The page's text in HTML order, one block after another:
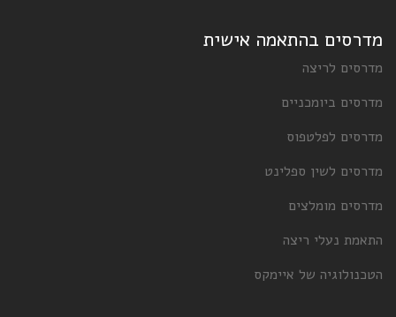
מדרסים בהתאמה אישית
מדרסים לריצה
מדרסים ביומכניים
מדרסים לפלטפוס
מדרסים לשין ספלינט
מדרסים מומלצים
התאמת נעלי ריצה
הטכנולוגיה של איימקס